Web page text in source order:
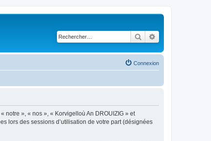
Rechercher
Connexion
notre », « nos », « Korvigelloù An DROUIZIG » et
lors des sessions d’utilisation de votre part (désignées